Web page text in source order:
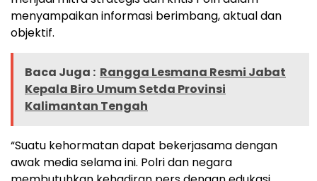
menyampaikan informasi berimbang, aktual dan
objektif.
Baca Juga : Rangga Lesmana Resmi Jabat
Kepala Biro Umum Setda Provinsi
Kalimantan Tengah
“Suatu kehormatan dapat bekerjasama dengan
awak media selama ini. Polri dan negara